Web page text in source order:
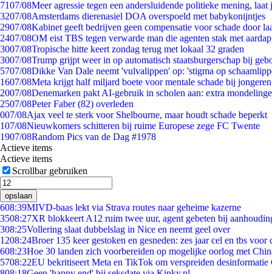
7107/08Meer agressie tegen een andersluidende politieke mening,
3207/08Amsterdams dierenasiel DOA overspoeld met babykonijntjes
2907/08Kabinet geeft bedrijven geen compensatie voor schade door
2407/08OM eist TBS tegen verwarde man die agenten stak met
3007/08Tropische hitte keert zondag terug met lokaal 32 graden
3007/08Trump grijpt weer in op automatisch staatsburgerschap bij
5707/08Dikke Van Dale neemt 'vulvalippen' op: 'stigma op
1607/08Meta krijgt half miljard boete voor mentale schade bij jongeren
2007/08Denemarken pakt AI-gebruik in scholen aan: extra
2507/08Peter Faber (82) overleden
007/08Ajax veel te sterk voor Shelbourne, maar houdt schade beperkt
107/08Nieuwkomers schitteren bij ruime Europese zege FC Twente
1907/08Random Pics van de Dag #1978
Actieve items
Actieve items
Scrollbar gebruiken
opslaan
608:39MIVD-baas lekt via Strava routes naar geheime kazerne
3508:27XR blokkeert A12 ruim twee uur, agent gebeten bij
308:25Vollering slaat dubbelslag in Nice en neemt geel over
1208:24Broer 135 keer gestoken en gesneden: zes jaar cel en tbs voor
608:23Hoe 30 landen zich voorbereiden op mogelijke oorlog met
5708:22EU bekritiseert Meta en TikTok om verspreiden desinformatie